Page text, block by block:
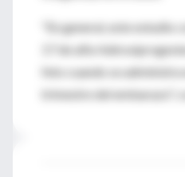
"En general, este estudio
17 de alfa-
feto cuando se administra
trimestre del embarazo",